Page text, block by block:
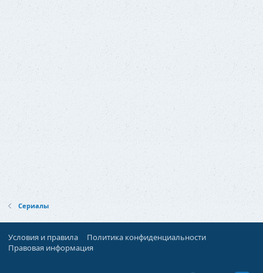
Сериалы
Условия и правила
Политика конфиденциальности
Правовая информация